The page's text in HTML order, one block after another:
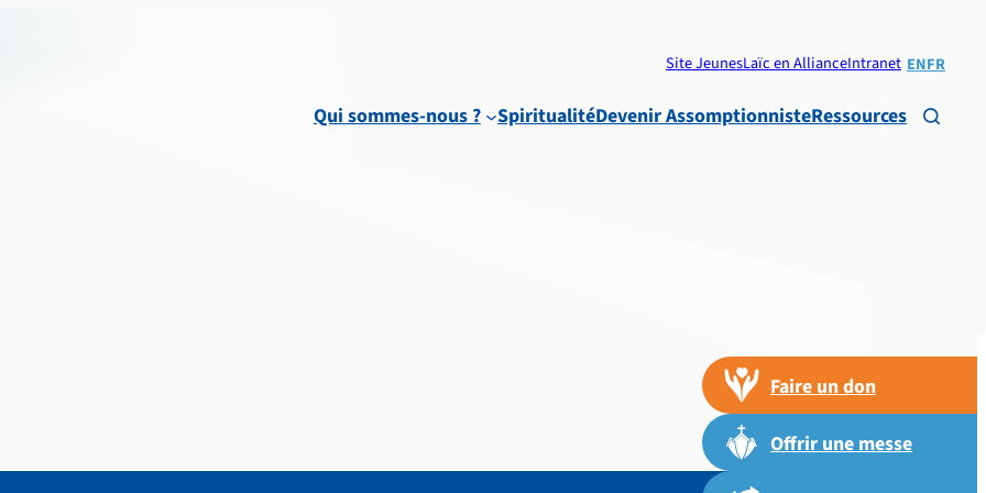
Site JeunesLaïc en AllianceIntranet ENFR
Qui sommes-nous ? SpiritualitéDevenir AssomptionnisteRessources 
Faire un don
Offrir une messe